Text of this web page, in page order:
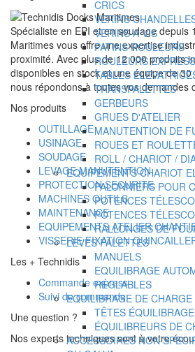
CRICS
VERINS
VERINS A VIS
PATINS ROULEURS
ROULEURS EXPRESS
TABLES
TRANSPALETTES
GERBEURS
GRUES D'ATELIER
MANUTENTION DE
ROUES ET
ROLL / CHARIOT /
EQUIPEMENTS CHARIOT
PALONNIERS POUR
POTENCES
POTENCES
RALLONGES DE
LEVES PALETTES
MANUELS
EQUILIBRAGE
RÉGLABLES
EQUILIBRAGE DE CHARGE
TÊTES ÉQUILIBRAGE
ÉQUILIBREURS DE
ACCESSOIRES NON
Spécialiste en EPI et en soudage depuis
Maritimes vous offre une expertise
proximité. Avec plus de 12 000 produits
disponibles en stock et une équipe de
nous répondons à toutes vos demandes
Nos produits
OUTILLAGE
USINAGE
SOUDAGE
LEVAGE MANUTENTION
PROTECTION SECURITE
MACHINES OUTILS
MAINTENANCE
EQUIPEMENTS ATELIER
VISSERIE FIXATION
Les + Technidis
Commande express
Suivi de commande
Une question ?
Nos experts techniques sont à votre